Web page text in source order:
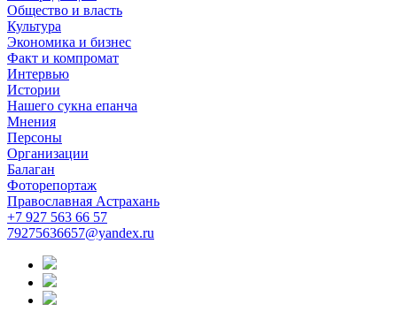
Общество и власть
Культура
Экономика и бизнес
Факт и компромат
Интервью
Истории
Нашего сукна епанча
Мнения
Персоны
Организации
Балаган
Фоторепортаж
Православная Астрахань
+7 927 563 66 57
79275636657@yandex.ru